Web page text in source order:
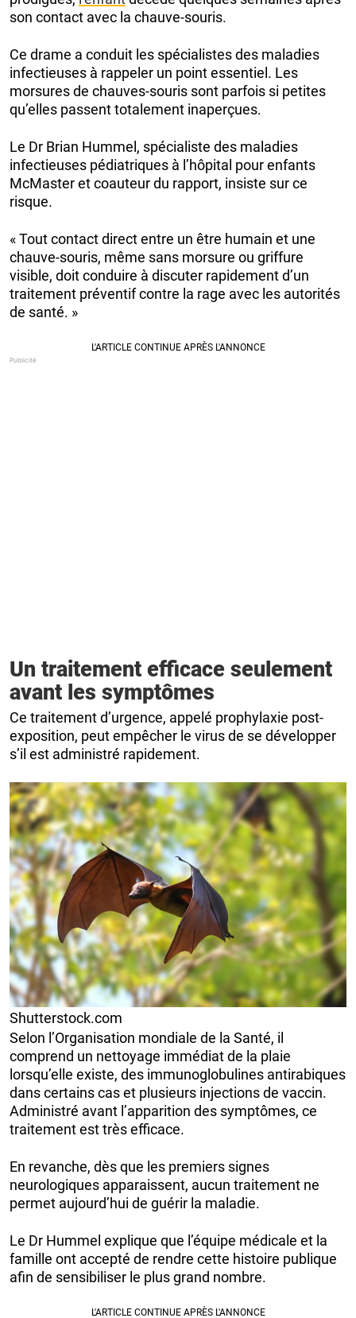
son contact avec la chauve-souris.
Ce drame a conduit les spécialistes des maladies
infectieuses à rappeler un point essentiel. Les
morsures de chauves-souris sont parfois si petites
qu’elles passent totalement inaperçues.
Le Dr Brian Hummel, spécialiste des maladies
infectieuses pédiatriques à l’hôpital pour enfants
McMaster et coauteur du rapport, insiste sur ce
risque.
« Tout contact direct entre un être humain et une
chauve-souris, même sans morsure ou griffure
visible, doit conduire à discuter rapidement d’un
traitement préventif contre la rage avec les autorités
de santé. »
Un traitement efficace seulement
avant les symptômes
Ce traitement d’urgence, appelé prophylaxie post-
exposition, peut empêcher le virus de se développer
s’il est administré rapidement.
Shutterstock.com
Selon l’Organisation mondiale de la Santé, il
comprend un nettoyage immédiat de la plaie
lorsqu’elle existe, des immunoglobulines antirabiques
dans certains cas et plusieurs injections de vaccin.
Administré avant l’apparition des symptômes, ce
traitement est très efficace.
En revanche, dès que les premiers signes
neurologiques apparaissent, aucun traitement ne
permet aujourd’hui de guérir la maladie.
Le Dr Hummel explique que l’équipe médicale et la
famille ont accepté de rendre cette histoire publique
afin de sensibiliser le plus grand nombre.